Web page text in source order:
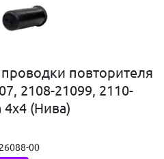
повторителя
2108-21099, 2110-
(Нива)
00